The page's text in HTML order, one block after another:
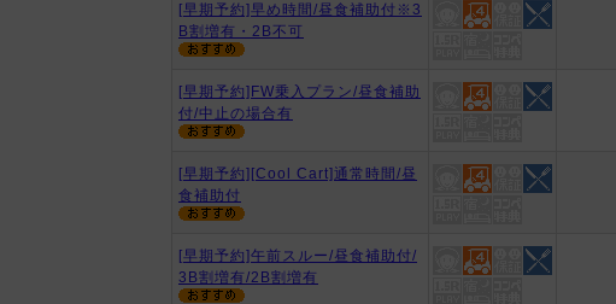
[早期予約]早め時間/昼食補助付※3
B割増有・2B不可
[早期予約]FW乗入プラン/昼食補助
付/中止の場合有
[早期予約][Cool Cart]通常時間/昼
食補助付
[早期予約]午前スルー/昼食補助付/
3B割増有/2B割増有